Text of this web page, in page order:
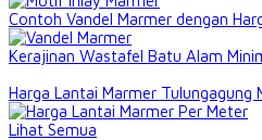
Contoh Vandel Marmer dengan
Kerajinan Wastafel Batu Alam
Harga Lantai Marmer Tulungagung
Lihat Semua